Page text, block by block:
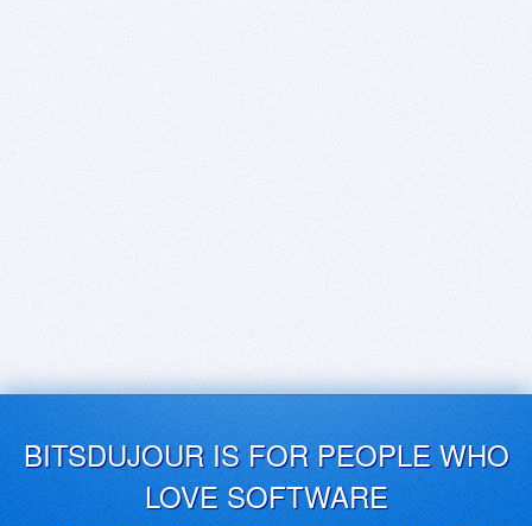
BITSDUJOUR IS FOR PEOPLE WHO
LOVE SOFTWARE